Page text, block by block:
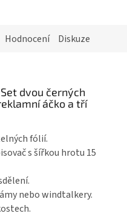
Hodnocení Diskuze
dvou černých
áčko a tří
fólií.
s šířkou hrotu 15
nebo windtalkery.